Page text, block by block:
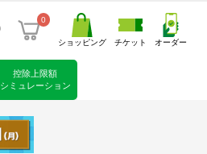
0
ショッピング チケット オーダー
控除上限額
シミュレーション